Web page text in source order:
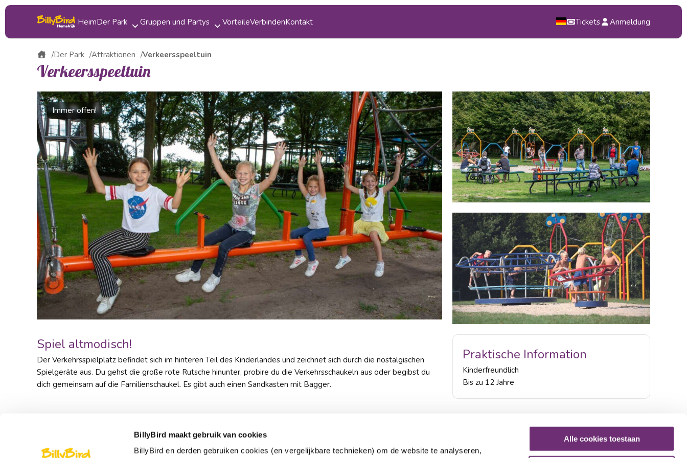
BillyBird maakt gebruik van cookies
BillyBird en derden gebruiken cookies (en vergelijkbare technieken) om de website te analyseren,
Alle cookies toestaan
HeimDer Park
Attraktionen
Essen trinken
Karte
Bereiche
Veranstaltungen
Gruppen und Partys
Kinderparty
Klassenfahrt
Gruppenausflug
Betriebsausflug
VorteileVerbindenKontakt
DE
Tickets Anmeldung
Der Park Attraktionen Verkeersspeeltuin
Verkeersspeeltuin
Immer offen!
Spiel altmodisch!
Der Verkehrsspielplatz befindet sich im hinteren Teil des Kinderlandes und zeichnet sich durch die nostalgischen
Spielgeräte aus. Du gehst die große rote Rutsche hinunter, probire du die Verkehrsschaukeln aus oder begibst du
dich gemeinsam auf die Familienschaukel. Es gibt auch einen Sandkasten mit Bagger.
Praktische Information
Kinderfreundlich
Bis zu 12 Jahre